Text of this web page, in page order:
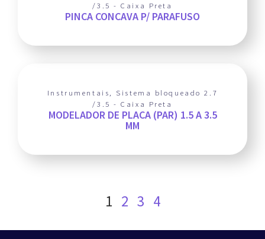
/3.5 - Caixa Preta
PINCA CONCAVA P/ PARAFUSO
Instrumentais, Sistema bloqueado 2.7
/3.5 - Caixa Preta
MODELADOR DE PLACA (PAR) 1.5 A 3.5
MM
1 2 3 4